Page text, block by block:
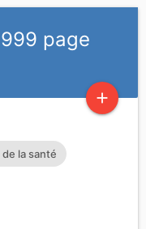
page
add
la santé